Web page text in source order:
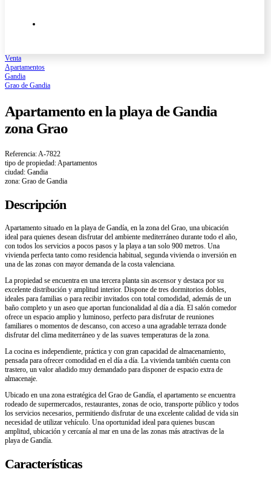
Venta
Apartamentos
Gandia
Grao de Gandia
Apartamento en la playa de Gandia
zona Grao
Referencia: A-7822
tipo de propiedad: Apartamentos
ciudad: Gandia
zona: Grao de Gandia
Descripción
Apartamento situado en la playa de Gandía, en la zona del Grao, una ubicación
ideal para quienes desean disfrutar del ambiente mediterráneo durante todo el año,
con todos los servicios a pocos pasos y la playa a tan solo 900 metros. Una
vivienda perfecta tanto como residencia habitual, segunda vivienda o inversión en
una de las zonas con mayor demanda de la costa valenciana.
La propiedad se encuentra en una tercera planta sin ascensor y destaca por su
excelente distribución y amplitud interior. Dispone de tres dormitorios dobles,
ideales para familias o para recibir invitados con total comodidad, además de un
baño completo y un aseo que aportan funcionalidad al día a día. El salón comedor
ofrece un espacio amplio y luminoso, perfecto para disfrutar de reuniones
familiares o momentos de descanso, con acceso a una agradable terraza donde
disfrutar del clima mediterráneo y de las suaves temperaturas de la zona.
La cocina es independiente, práctica y con gran capacidad de almacenamiento,
pensada para ofrecer comodidad en el día a día. La vivienda también cuenta con
trastero, un valor añadido muy demandado para disponer de espacio extra de
almacenaje.
Ubicado en una zona estratégica del Grao de Gandía, el apartamento se encuentra
rodeado de supermercados, restaurantes, zonas de ocio, transporte público y todos
los servicios necesarios, permitiendo disfrutar de una excelente calidad de vida sin
necesidad de utilizar vehículo. Una oportunidad ideal para quienes buscan
amplitud, ubicación y cercanía al mar en una de las zonas más atractivas de la
playa de Gandía.
Características